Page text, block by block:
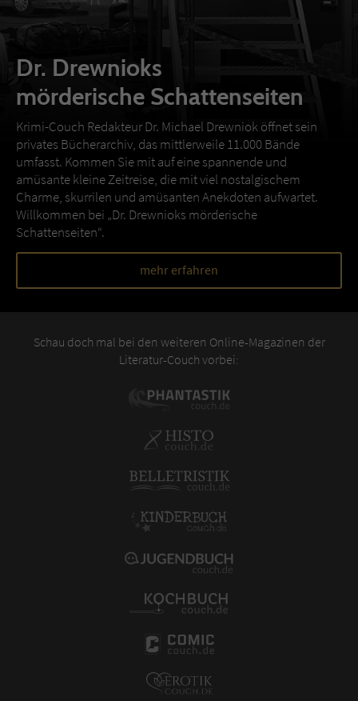
Dr. Drewnioks
mörderische Schattenseiten
Krimi-Couch Redakteur Dr. Michael Drewniok öffnet sein
privates Bücherarchiv, das mittlerweile 11.000 Bände
umfasst. Kommen Sie mit auf eine spannende und
amüsante kleine Zeitreise, die mit viel nostalgischem
Charme, skurrilen und amüsanten Anekdoten aufwartet.
Willkommen bei „Dr. Drewnioks mörderische
Schattenseiten“.
mehr erfahren
Schau doch mal bei den weiteren Online-Magazinen der
Literatur-Couch vorbei: